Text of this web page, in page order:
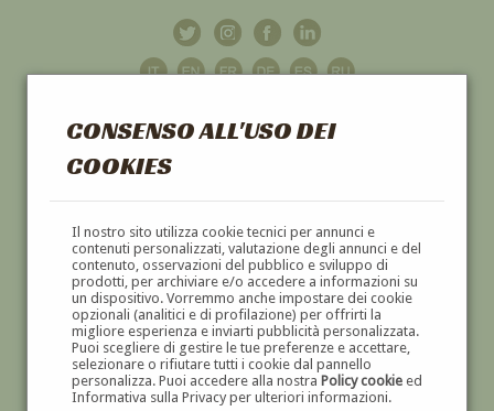
CONSENSO ALL'USO DEI
COOKIES
Il nostro sito utilizza cookie tecnici per annunci e
contenuti personalizzati, valutazione degli annunci e del
contenuto, osservazioni del pubblico e sviluppo di
prodotti, per archiviare e/o accedere a informazioni su
un dispositivo. Vorremmo anche impostare dei cookie
opzionali (analitici e di profilazione) per offrirti la
migliore esperienza e inviarti pubblicità personalizzata.
Puoi scegliere di gestire le tue preferenze e accettare,
selezionare o rifiutare tutti i cookie dal pannello
personalizza. Puoi accedere alla nostra Policy cookieed
Informativa sulla Privacy per ulteriori informazioni.
GALLERIAD'ARTE
DIPINTI E SCULTURE '800 E '900